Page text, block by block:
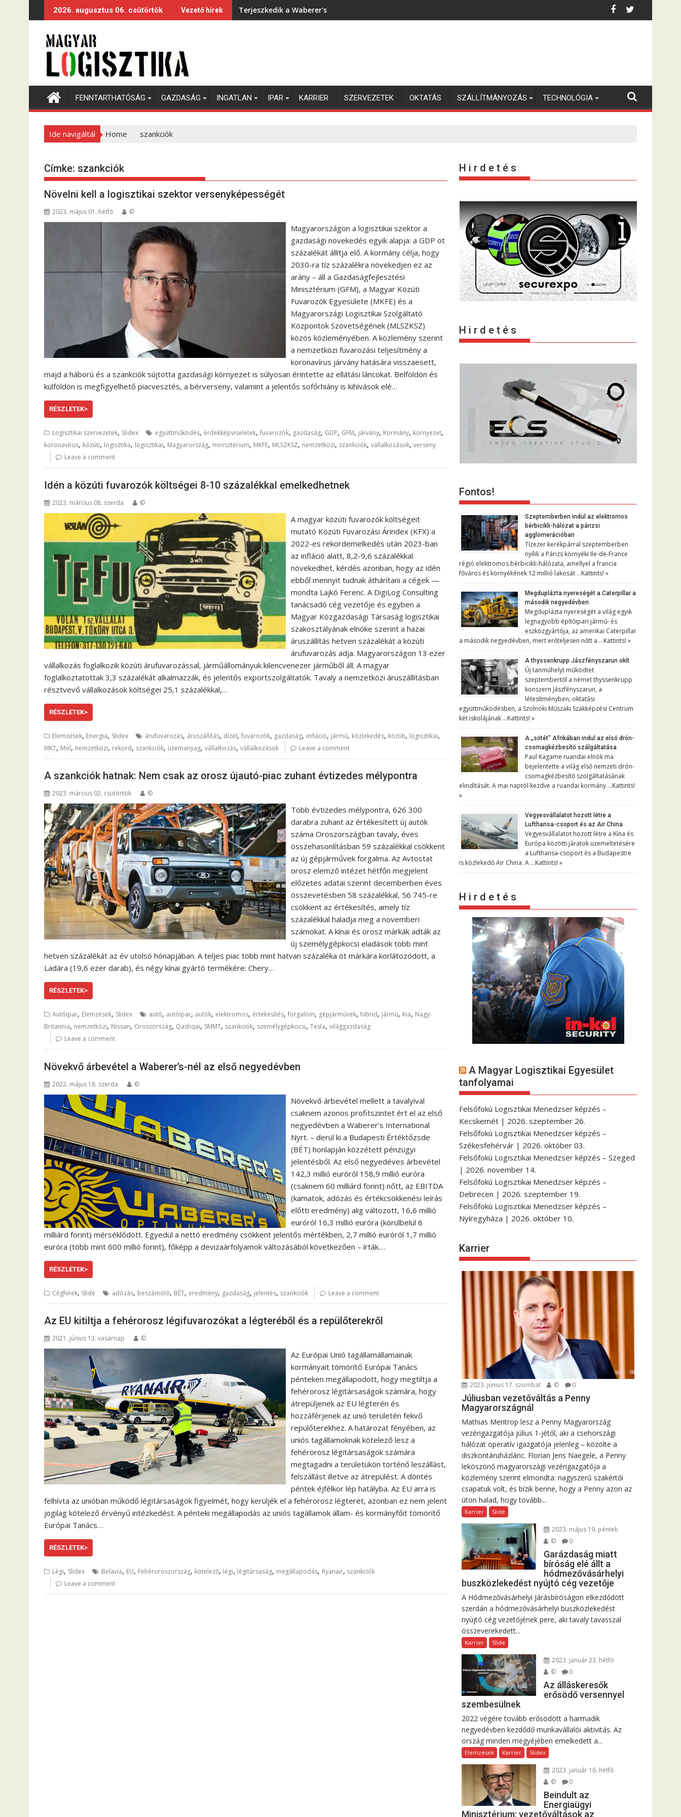
k
2026. augusztus 06. csütörtök Vezető hírek Terjeszkedik a Waberer's
FENNTARTHATÓSÁG GAZDASÁG INGATLAN IPAR KARRIER SZERVEZETEK OKTATÁS SZÁLLÍTMÁNYOZÁS TECHNOLÓGIA
Ide navigáltál Home szankciók
Címke: szankciók
Növelni kell a logisztikai szektor versenyképességét
2023. május 01. hétfő ©
Magyarországon a logisztikai szektor a
gazdasági növekedés egyik alapja: a GDP öt
százalékát állítja elő. A kormány célja, hogy
2030-ra tíz százalékra növekedjen ez az
arány – áll a Gazdaságfejlesztési
Minisztérium (GFM), a Magyar Közúti
Fuvarozók Egyesülete (MKFE) és a
Magyarországi Logisztikai Szolgáltató
Központok Szövetségének (MLSZKSZ)
közös közleményében. A közlemény szerint
a nemzetközi fuvarozási teljesítmény a
koronavírus járvány hatására visszaesett,
majd a háború és a szankciók sújtotta gazdasági környezet is súlyosan érintette az ellátási láncokat. Belföldön és
külföldön is megfigyelhető piacvesztés, a bérverseny, valamint a jelentős sofőrhiány is kihívások elé…
RÉSZLETEK>
Logisztikai szervezetek, Slidex együttműködés, érdekképviseletek, fuvarozók, gazdaság, GDP, GFM, járvány, Kormány, környezet,
koronavírus, közúti, logisztika, logisztikai, Magyarország, minisztérium, MKFE, MLSZKSZ, nemzetközi, szankciók, vállalkozások, verseny
Leave a comment
Idén a közúti fuvarozók költségei 8-10 százalékkal emelkedhetnek
2023. március 08. szerda ©
A magyar közúti fuvarozók költségeit
mutató Közúti Fuvarozási Árindex (KFX) a
2022-es rekordemelkedés után 2023-ban
az infláció alatt, 8,2-9,6 százalékkal
növekedhet, kérdés azonban, hogy az idén
ebből mennyit tudnak áthárítani a cégek —
mondta Lajkó Ferenc. A DigiLog Consulting
tanácsadó cég vezetője és egyben a
Magyar Közgazdasági Társaság logisztikai
szakosztályának elnöke szerint a hazai
áruszállítás hetven százalékát a közúti
árufuvarozás adja. Magyarországon 13 ezer
vállalkozás foglalkozik közúti árufuvarozással, járműállományuk kilencvenezer járműből áll. A magyar
foglalkoztatottak 3,3 százalékát alkalmazzák, és jelentős exportszolgáltatók. Tavaly a nemzetközi áruszállításban
résztvevő vállalkozások költségei 25,1 százalékkal,…
RÉSZLETEK>
Elemzések, Energia, Slidex árufuvarozás, áruszállítás, dízel, fuvarozók, gazdaság, infláció, jármű, közlekedés, közúti, logisztikai,
MKT, Mol, nemzetközi, rekord, szankciók, üzemanyag, vállalkozás, vállalkozások Leave a comment
A szankciók hatnak: Nem csak az orosz újautó-piac zuhant évtizedes mélypontra
2023. március 02. csütörtök ©
Több évtizedes mélypontra, 626 300
darabra zuhant az értékesített új autók
száma Oroszországban tavaly, éves
összehasonlításban 59 százalékkal csökkent
az új gépjárművek forgalma. Az Avtostat
orosz elemző intézet hétfőn megjelent
előzetes adatai szerint decemberben éves
összevetésben 58 százalékkal, 56 745-re
csökkent az értékesítés, amely tíz
százalékkal haladja meg a novemberi
számokat. A kínai és orosz márkák adták az
új személygépkocsi eladások több mint
hetven százalékát az év utolsó hónapjában. A teljes piac több mint hatvan százaléka öt márkára korlátozódott, a
Ladára (19,6 ezer darab), és négy kínai gyártó termékére: Chery…
RÉSZLETEK>
Autóipar, Elemzések, Slidex autó, autóipar, autók, elektromos, értékesítés, forgalom, gépjárművek, hibrid, jármű, Kia, Nagy-
Britannia, nemzetközi, Nissan, Oroszország, Qashqai, SMMT, szankciók, személygépkocsi, Tesla, világgazdaság
Leave a comment
Növekvő árbevétel a Waberer’s-nél az első negyedévben
2022. május 18. szerda ©
Növekvő árbevétel mellett a tavalyival
csaknem azonos profitszintet ért el az első
negyedévben a Waberer’s International
Nyrt. – derül ki a Budapesti Értéktőzsde
(BÉT) honlapján közzétett pénzügyi
jelentésből. Az első negyedéves árbevétel
142,3 millió euróról 158,9 millió euróra
(csaknem 60 milliárd forint) nőtt, az EBITDA
(kamatok, adózás és értékcsökkenési leírás
előtti eredmény) alig változott, 16,6 millió
euróról 16,3 millió euróra (körülbelül 6
milliárd forint) mérséklődött. Egyedül a nettó eredmény csökkent jelentős mértékben, 2,7 millió euróról 1,7 millió
euróra (több mint 600 millió forint), főképp a devizaárfolyamok változásából következően – írták.…
RÉSZLETEK>
Céghírek, Slide adózás, beszámoló, BÉT, eredmény, gazdaság, jelentés, szankciók Leave a comment
Az EU kitiltja a fehérorosz légifuvarozókat a légteréből és a repülőterekről
2021. június 13. vasárnap ©
Az Európai Unió tagállamállamainak
kormányait tömörítő Európai Tanács
pénteken megállapodott, hogy megtiltja a
fehérorosz légitársaságok számára, hogy
átrepüljenek az EU légterén és
hozzáférjenek az unió területén fekvő
repülőterekhez. A határozat fényében, az
uniós tagállamoknak kötelező lesz a
fehérorosz légitársaságok számára
megtagadni a területükön történő leszállást,
felszállást illetve az átrepülést. A döntés
péntek éjfélkor lép hatályba. Az EU arra is
felhívta az unióban működő légitársaságok figyelmét, hogy kerüljék el a fehérorosz légteret, azonban ez nem jelent
jogilag kötelező érvényű intézkedést. A pénteki megállapodás az uniós tagállamok állam- és kormányfőit tömörítő
Európai Tanács…
RÉSZLETEK>
Légi, Slidex Belavia, EU, Fehéroroszország, kötelező, légi, légitársaság, megállapodás, Ryanair, szankciók
Leave a comment
H i r d e t é s
H i r d e t é s
Fontos!
Szeptemberben indul az elektromos
bérbicikli-hálózat a párizsi
agglomerációban
Tízezer kerékpárral szeptemberben
nyílik a Párizs környéki Ile-de-France
régió elektromos bérbicikli-hálózata, amellyel a francia
főváros és környékének 12 millió lakosát …Kattints! »
Megduplázta nyereségét a Caterpillar a
második negyedévben
Megduplázta nyereségét a világ egyik
legnagyobb építőipari jármű- és
eszközgyártója, az amerikai Caterpillar
a második negyedévben, mert erőteljesen nőtt a …Kattints! »
A thyssenkrupp Jászfényszarun okít
Új tanműhelyt működtet
szeptembertől a német thyssenkrupp
konszern Jászfényszarun, a
létesítményben, oktatási
együttműködésben, a Szolnoki Műszaki Szakképzési Centrum
két iskolájának …Kattints! »
A „sötét” Afrikában indul az első drón-
csomagkézbesítő szálgáltatása
Paul Kagame ruandai elnök ma
bejelentette a világ első nemzeti drón-
csomagkézbesítő szolgáltatásának
elindítását. A mai naptól kezdve a ruandai kormány …Kattints!
»
Vegyesvállalatot hozott létre a
Lufthansa-csoport és az Air China
Vegyesvállalatot hozott létre a Kína és
Európa közötti járatok üzemeltetésére
a Lufthansa-csoport és a Budapestre
is közlekedő Air China. A …Kattints! »
H i r d e t é s
A Magyar Logisztikai Egyesület
tanfolyamai
Felsőfokú Logisztikai Menedzser képzés –
Kecskemét | 2026. szeptember 26.
Felsőfokú Logisztikai Menedzser képzés –
Székesfehérvár | 2026. október 03.
Felsőfokú Logisztikai Menedzser képzés – Szeged
| 2026. november 14.
Felsőfokú Logisztikai Menedzser képzés –
Debrecen | 2026. szeptember 19.
Felsőfokú Logisztikai Menedzser képzés –
Nyíregyháza | 2026. október 10.
Karrier
2023. június 17. szombat © 0
Júliusban vezetőváltás a Penny
Magyarországnál
Mathias Mentrop lesz a Penny Magyarország
vezérigazgatója július 1-jétől, aki a csehországi
hálózat operatív igazgatója jelenleg – közölte a
diszkontáruházlánc. Florian Jens Naegele, a Penny
leköszönő magyarországi vezérigazgatója a
közlemény szerint elmondta: nagyszerű szakértői
csapatuk volt, és bízik benne, hogy a Penny azon az
úton halad, hogy tovább...
Karrier Slide
2023. május 19. péntek
©
0
Garázdaság miatt
bíróság elé állt a
hódmezővásárhelyi
buszközlekedést nyújtó cég vezetője
A Hódmezővásárhelyi Járásbíróságon elkezdődött
szerdán a hódmezővásárhelyi buszközlekedést
nyújtó cég vezetőjének pere, aki tavaly tavasszal
összeverekedett...
Karrier Slide
2023. január 23. hétfő
©
0
Az álláskeresők
erősödő versennyel
szembesülnek
2022 végére tovább erősödött a harmadik
negyedévben kezdődő munkavállalói aktivitás. Az
ország minden megyéjében emelkedett a...
Elemzések Karrier Slidex
2023. január 16. hétfő
©
0
Beindult az
Energiaügyi
Minisztérium: vezetőváltások az